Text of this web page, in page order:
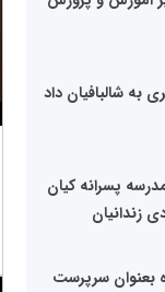
شالبافیان داد
پسرانه کیان
زندانیان
بعنوان سرپرست